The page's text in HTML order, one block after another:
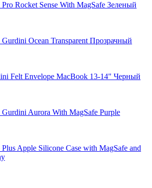
Rocket Sense With MagSafe Зеленый
Ocean Transparent Прозрачный
Felt Envelope MacBook 13-14" Черный
Gurdini Aurora With MagSafe Purple
Apple Silicone Case with MagSafe and